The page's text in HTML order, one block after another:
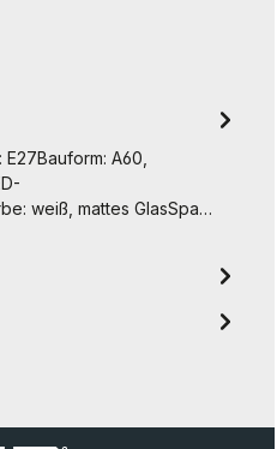
E27Bauform: A60,
weiß, mattes GlasSpa…